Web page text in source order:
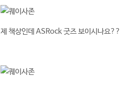
제 책상인데 ASRock 굿즈 보이시나요??